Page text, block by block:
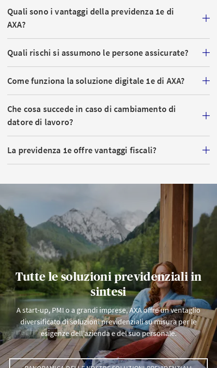
Quali sono i vantaggi della previdenza 1e di
AXA?
Quali rischi si assumono le persone assicurate?
Come funziona la soluzione digitale 1e di AXA?
Che cosa succede in caso di cambiamento di
datore di lavoro?
La previdenza 1e offre vantaggi fiscali?
Tutte le soluzioni previdenziali in
sintesi
A start-up, PMI o a grandi imprese, AXA offre un ventaglio
diversificato di soluzioni previdenziali su misura per le
esigenze dell’azienda e del suo personale.